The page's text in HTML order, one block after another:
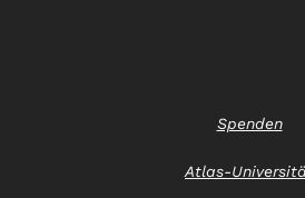
Spenden
Atlas-